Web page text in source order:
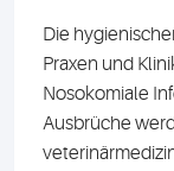
Die
Praxen und
Nosokomiale
Ausbrüche